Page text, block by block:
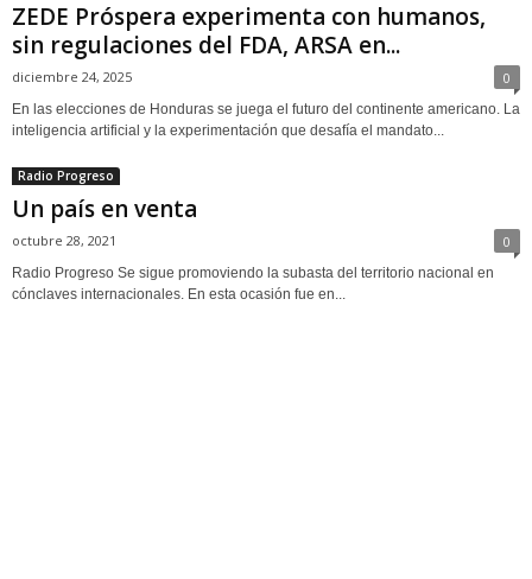
ZEDE Próspera experimenta con humanos,
sin regulaciones del FDA, ARSA en...
diciembre 24, 2025 0
En las elecciones de Honduras se juega el futuro del continente americano. La
inteligencia artificial y la experimentación que desafía el mandato...
Radio Progreso
Un país en venta
octubre 28, 2021 0
Radio Progreso Se sigue promoviendo la subasta del territorio nacional en
cónclaves internacionales. En esta ocasión fue en...